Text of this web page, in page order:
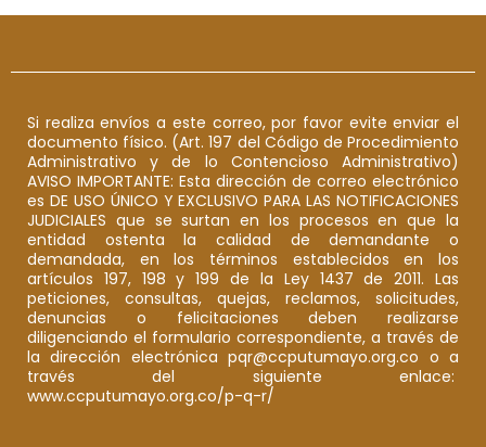
Si realiza envíos a este correo, por favor evite enviar el
documento físico. (Art. 197 del Código de Procedimiento
Administrativo y de lo Contencioso Administrativo)
AVISO IMPORTANTE: Esta dirección de correo electrónico
es DE USO ÚNICO Y EXCLUSIVO PARA LAS NOTIFICACIONES
JUDICIALES que se surtan en los procesos en que la
entidad ostenta la calidad de demandante o
demandada, en los términos establecidos en los
artículos 197, 198 y 199 de la Ley 1437 de 2011. Las
peticiones, consultas, quejas, reclamos, solicitudes,
denuncias o felicitaciones deben realizarse
diligenciando el formulario correspondiente, a través de
la dirección electrónica pqr@ccputumayo.org.co o a
través del siguiente enlace:
www.ccputumayo.org.co/p-q-r/